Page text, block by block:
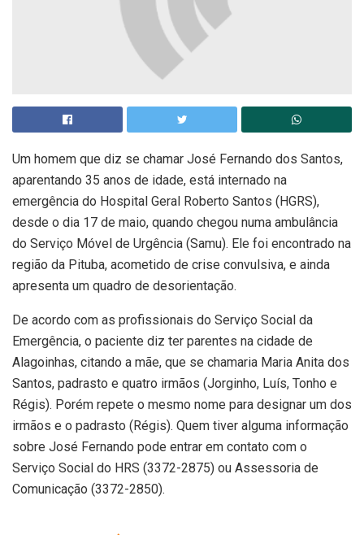
Um homem que diz se chamar José Fernando dos Santos,
aparentando 35 anos de idade, está internado na
emergência do Hospital Geral Roberto Santos (HGRS),
desde o dia 17 de maio, quando chegou numa ambulância
do Serviço Móvel de Urgência (Samu). Ele foi encontrado na
região da Pituba, acometido de crise convulsiva, e ainda
apresenta um quadro de desorientação.
De acordo com as profissionais do Serviço Social da
Emergência, o paciente diz ter parentes na cidade de
Alagoinhas, citando a mãe, que se chamaria Maria Anita dos
Santos, padrasto e quatro irmãos (Jorginho, Luís, Tonho e
Régis). Porém repete o mesmo nome para designar um dos
irmãos e o padrasto (Régis). Quem tiver alguma informação
sobre José Fernando pode entrar em contato com o
Serviço Social do HRS (3372-2875) ou Assessoria de
Comunicação (3372-2850).